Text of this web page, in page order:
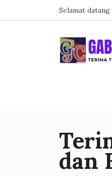
to
Selamat datang
dan